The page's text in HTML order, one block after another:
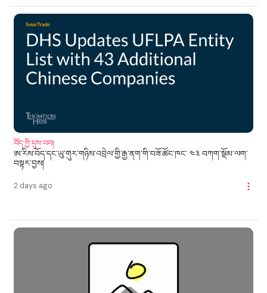
བོད་ཀྱི་དུས་བབ།
ཨ་རིས་བོད་དང་ཡུ་གུར་གཉིས་འབྲེལ་གྱི་རྒྱ་ནག་གི་བཟོ་ཚོང་ཁང་ ༤༣ བཀག་སྡོམ་ལག་
བསྟར་བྱས།
2 days ago